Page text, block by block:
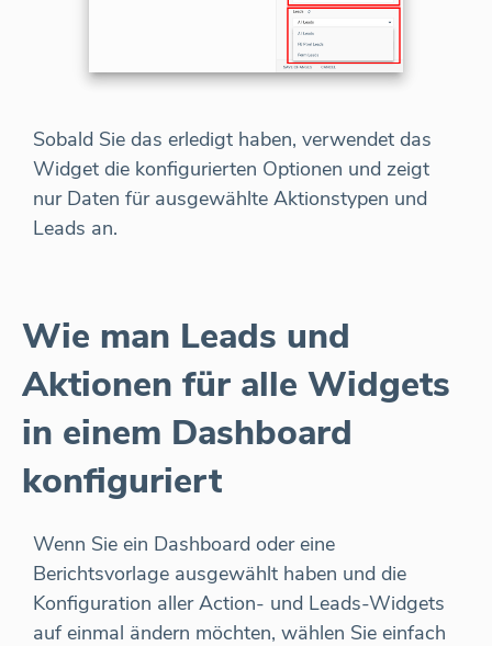
Sobald Sie das erledigt haben, verwendet das
Widget die konfigurierten Optionen und zeigt
nur Daten für ausgewählte Aktionstypen und
Leads an.
Wie man Leads und
Aktionen für alle Widgets
in einem Dashboard
konfiguriert
Wenn Sie ein Dashboard oder eine
Berichtsvorlage ausgewählt haben und die
Konfiguration aller Action- und Leads-Widgets
auf einmal ändern möchten, wählen Sie einfach